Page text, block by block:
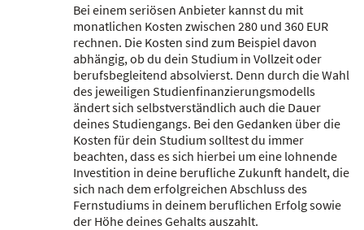
Bei einem seriösen Anbieter kannst du mit
monatlichen Kosten zwischen 280 und 360 EUR
rechnen. Die Kosten sind zum Beispiel davon
abhängig, ob du dein Studium in Vollzeit oder
berufsbegleitend absolvierst. Denn durch die Wahl
des jeweiligen Studienfinanzierungsmodells
ändert sich selbstverständlich auch die Dauer
deines Studiengangs. Bei den Gedanken über die
Kosten für dein Studium solltest du immer
beachten, dass es sich hierbei um eine lohnende
Investition in deine berufliche Zukunft handelt, die
sich nach dem erfolgreichen Abschluss des
Fernstudiums in deinem beruflichen Erfolg sowie
der Höhe deines Gehalts auszahlt.